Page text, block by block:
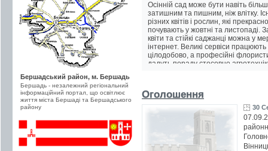
Бершадський район, м. Бершадь
Бершадь - незалежний регіональний
інформаційний портал, що освітлює
життя міста Бершаді та Бершадського
району
Осінній сад може бути навіть більш
затишним та пишним, ніж влітку.
різних квітів і рослин, які
почувають у жовтні та листопаді.
квіти та стійкі саджанці можна у
інтернет. Великі сервіси працюють
цілодобово, а професійні
дадуть пораду стосовно
садівник, обрати потрібні квіти
нескладно. Спочатку потрібно
тематикою та стилем, а потім
читати далі ...
Оголошення
30